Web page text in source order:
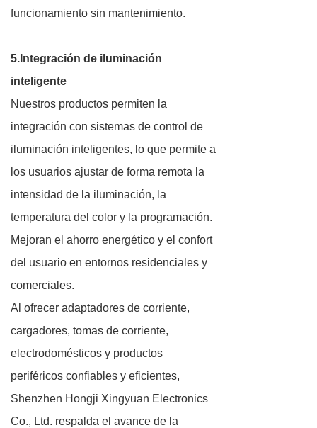
funcionamiento sin mantenimiento.
5.Integración de iluminación
inteligente
Nuestros productos permiten la
integración con sistemas de control de
iluminación inteligentes, lo que permite a
los usuarios ajustar de forma remota la
intensidad de la iluminación, la
temperatura del color y la programación.
Mejoran el ahorro energético y el confort
del usuario en entornos residenciales y
comerciales.
Al ofrecer adaptadores de corriente,
cargadores, tomas de corriente,
electrodomésticos y productos
periféricos confiables y eficientes,
Shenzhen Hongji Xingyuan Electronics
Co., Ltd. respalda el avance de la